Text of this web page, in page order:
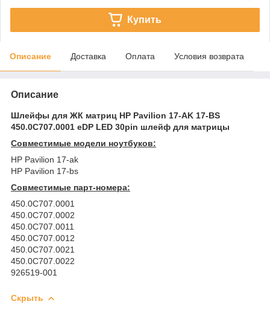
Купить
Описание Доставка Оплата Условия возврата
Описание
Шлейфы для ЖК матриц HP Pavilion 17-AK 17-BS
450.0C707.0001 eDP LED 30pin шлейф для матрицы
Совместимые модели ноутбуков:
HP Pavilion 17-ak
HP Pavilion 17-bs
Совместимые парт-номера:
450.0C707.0001
450.0C707.0002
450.0C707.0011
450.0C707.0012
450.0C707.0021
450.0C707.0022
926519-001
Скрыть